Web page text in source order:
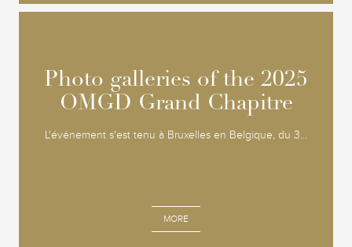
Photo galleries of the 2025
OMGD Grand Chapitre
L'événement s'est tenu à Bruxelles en Belgique, du 3...
MORE
Photo galleries of the 2025
OMGD Grand Chapitre